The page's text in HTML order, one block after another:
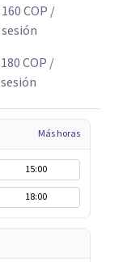
160COP /
sesión
180COP /
sesión
Más horas
15:00
18:00